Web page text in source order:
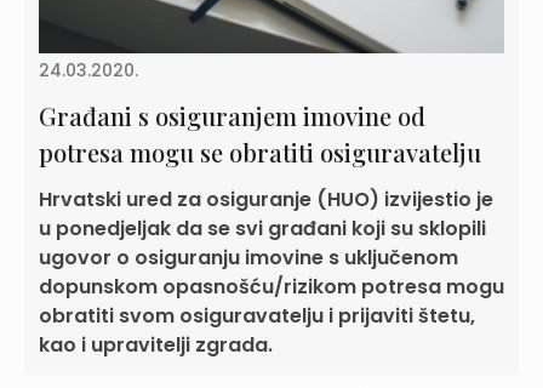
24.03.2020.
Građani s osiguranjem imovine od
potresa mogu se obratiti osiguravatelju
Hrvatski ured za osiguranje (HUO) izvijestio je
u ponedjeljak da se svi građani koji su sklopili
ugovor o osiguranju imovine s uključenom
dopunskom opasnošću/rizikom potresa mogu
obratiti svom osiguravatelju i prijaviti štetu,
kao i upravitelji zgrada.